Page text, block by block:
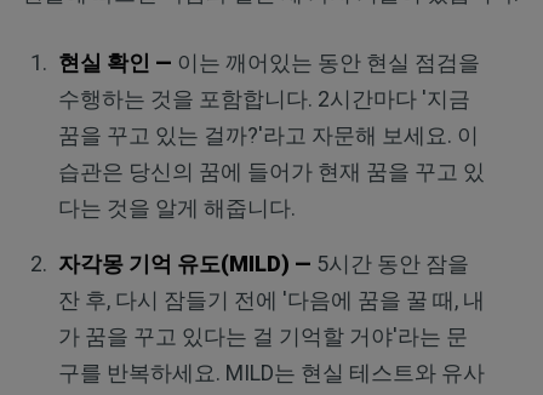
현실 확인 — 이는 깨어있는 동안 현실 점검을
수행하는 것을 포함합니다. 2시간마다 '지금
꿈을 꾸고 있는 걸까?'라고 자문해 보세요. 이
습관은 당신의 꿈에 들어가 현재 꿈을 꾸고 있
다는 것을 알게 해줍니다.
자각몽 기억 유도(MILD) — 5시간 동안 잠을
잔 후, 다시 잠들기 전에 '다음에 꿈을 꿀 때, 내
가 꿈을 꾸고 있다는 걸 기억할 거야'라는 문
구를 반복하세요. MILD는 현실 테스트와 유사